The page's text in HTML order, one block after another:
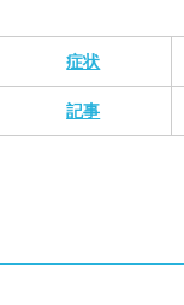
症状
記事